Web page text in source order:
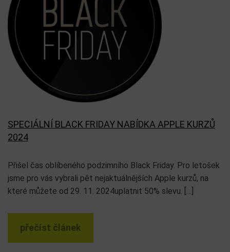
SPECIÁLNÍ BLACK FRIDAY NABÍDKA APPLE KURZŮ
2024
Přišel čas oblíbeného podzimního Black Friday. Pro letošek
jsme pro vás vybrali pět nejaktuálnějších Apple kurzů, na
které můžete od 29. 11. 2024uplatnit 50% slevu. […]
přečíst článek